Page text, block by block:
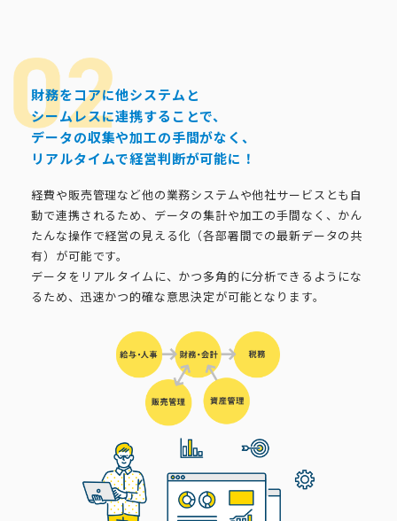
財務をコアに他システムと
シームレスに連携することで、
データの収集や加工の手間がなく、
リアルタイムで経営判断が可能に！
経費や販売管理など他の業務システムや他社サービスとも自
動で連携されるため、データの集計や加工の手間なく、かん
たんな操作で経営の見える化（各部署間での最新データの共
有）が可能です。
データをリアルタイムに、かつ多角的に分析できるようにな
るため、迅速かつ的確な意思決定が可能となります。